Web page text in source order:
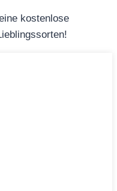
kostenlose